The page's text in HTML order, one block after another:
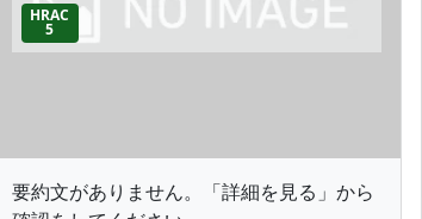
HRAC
5
要約文がありません。「詳細を見る」から